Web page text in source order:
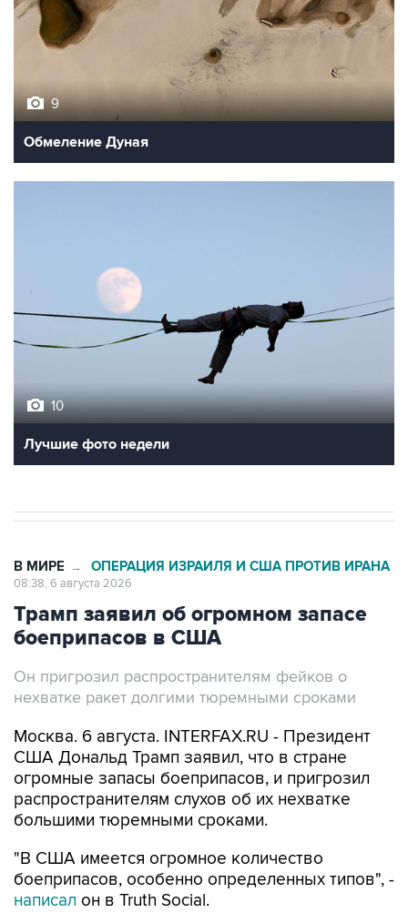
9
Обмеление Дуная
10
Лучшие фото недели
В МИРЕ → ОПЕРАЦИЯ ИЗРАИЛЯ И США ПРОТИВ ИРАНА
08:38, 6 августа 2026
Трамп заявил об огромном запасе
боеприпасов в США
Он пригрозил распространителям фейков о
нехватке ракет долгими тюремными сроками
Москва. 6 августа. INTERFAX.RU - Президент
США Дональд Трамп заявил, что в стране
огромные запасы боеприпасов, и пригрозил
распространителям слухов об их нехватке
большими тюремными сроками.
"В США имеется огромное количество
боеприпасов, особенно определенных типов", -
написал он в Truth Social.